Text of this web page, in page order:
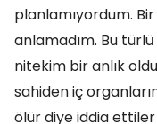
planlamıyordum.
anlamadım. Bu türlü
nitekim bir anlık
sahiden iç
ölür diye iddia